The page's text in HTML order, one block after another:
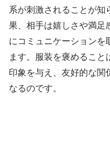
系が刺激されることが知
果、相手は嬉しさや満足
にコミュニケーションを
ます。服装を褒めること
印象を与え、友好的な関
なるのです。